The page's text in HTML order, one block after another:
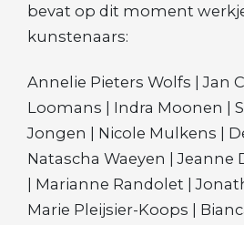
bevat op dit moment
kunstenaars:
Annelie Pieters Wolfs | Jan
Loomans | Indra Moonen |
Jongen | Nicole Mulkens |
Natascha Waeyen | Jeanne
| Marianne Randolet |
Marie Pleijsier-Koops |